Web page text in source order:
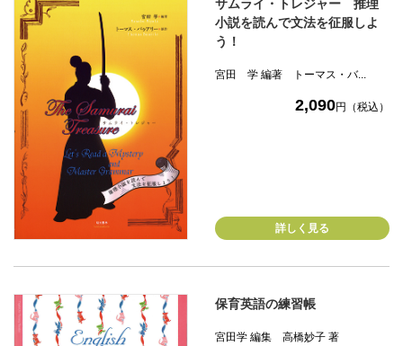
サムライ・トレジャー 推理
小説を読んで文法を征服しよ
う！
宮田 学 編著 トーマス・バ...
2,090円（税込）
詳しく見る
保育英語の練習帳
宮田学 編集 高橋妙子 著